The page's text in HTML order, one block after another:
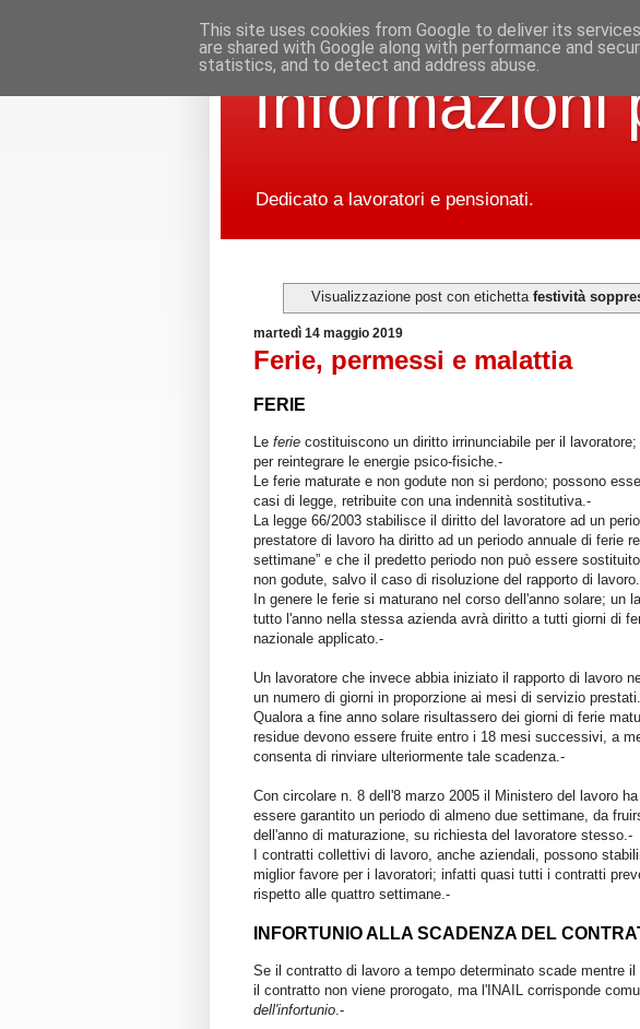
Informazioni
Dedicato a lavoratori e pensionati.
Visualizzazione post con etichetta festività
martedì 14 maggio 2019
Ferie, permessi e malattia
FERIE
Le ferie costituiscono un diritto irrinunciabile per il
per reintegrare le energie psico-fisiche.-
Le ferie maturate e non godute non si perdono; possono
casi di legge, retribuite con una indennità sostitutiva.-
La legge 66/2003 stabilisce il diritto del lavoratore ad un
prestatore di lavoro ha diritto ad un periodo annuale di ferie
settimane” e che il predetto periodo non può essere
non godute, salvo il caso di risoluzione del rapporto di
In genere le ferie si maturano nel corso dell'anno solare; un
tutto l'anno nella stessa azienda avrà diritto a tutti giorni di
nazionale applicato.-
Un lavoratore che invece abbia iniziato il rapporto di lavoro
un numero di giorni in proporzione ai mesi di servizio
Qualora a fine anno solare risultassero dei giorni di ferie
residue devono essere fruite entro i 18 mesi successivi, a
consenta di rinviare ulteriormente tale scadenza.-
Con circolare n. 8 dell'8 marzo 2005 il Ministero del lavoro
essere garantito un periodo di almeno due settimane, da
dell'anno di maturazione, su richiesta del lavoratore stesso.-
I contratti collettivi di lavoro, anche aziendali, possono
miglior favore per i lavoratori; infatti quasi tutti i contratti
rispetto alle quattro settimane.-
INFORTUNIO ALLA SCADENZA DEL
Se il contratto di lavoro a tempo determinato scade mentre
il contratto non viene prorogato, ma l'INAIL corrisponde
dell'infortunio.-
This site uses cookies from Google to deliver its
are shared with Google along with performance and
statistics, and to detect and address abuse.